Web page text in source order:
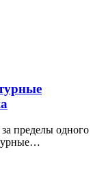
пределы одного